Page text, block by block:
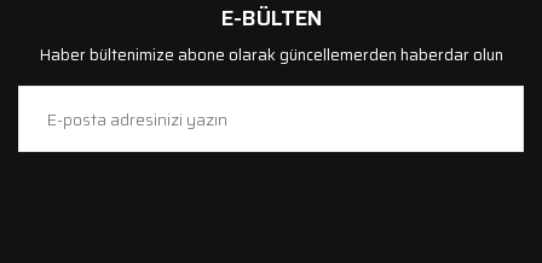
E-BÜLTEN
Haber bültenimize abone olarak güncellemerden haberdar olun